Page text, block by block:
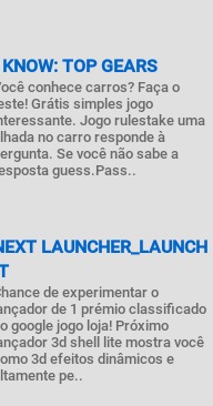
TOP GEARS
conhece carros? Faça o
Grátis simples jogo
Jogo rulestake uma
no carro responde à
Se você não sabe a
guess.Pass..
LAUNCHER_LAUNCH
de experimentar o
de 1 prémio classificado
google jogo loja! Próximo
3d shell lite mostra você
3d efeitos dinâmicos e
pe..